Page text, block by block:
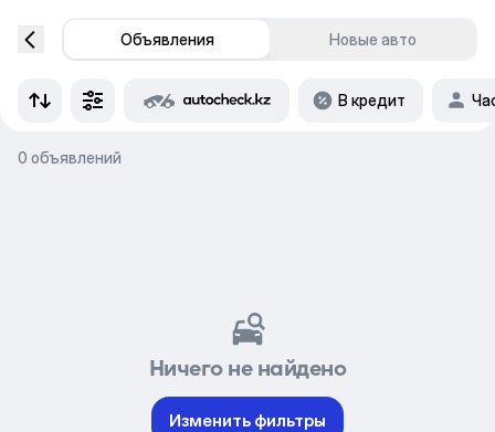
Объявления Новые авто
В кредит
0 объявлений
Ничего не найдено
Изменить фильтры